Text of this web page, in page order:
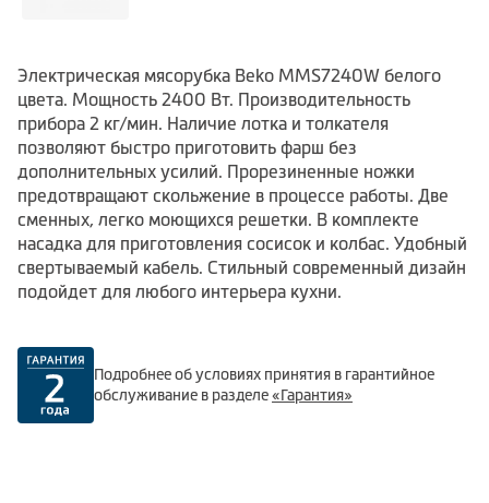
Электрическая мясорубка Beko MMS7240W белого
цвета. Мощность 2400 Вт. Производительность
прибора 2 кг/мин. Наличие лотка и толкателя
позволяют быстро приготовить фарш без
дополнительных усилий. Прорезиненные ножки
предотвращают скольжение в процессе работы. Две
сменных, легко моющихся решетки. В комплекте
насадка для приготовления сосисок и колбас. Удобный
свертываемый кабель. Стильный современный дизайн
подойдет для любого интерьера кухни.
Подробнее об условиях принятия в гарантийное
обслуживание в разделе«Гарантия»